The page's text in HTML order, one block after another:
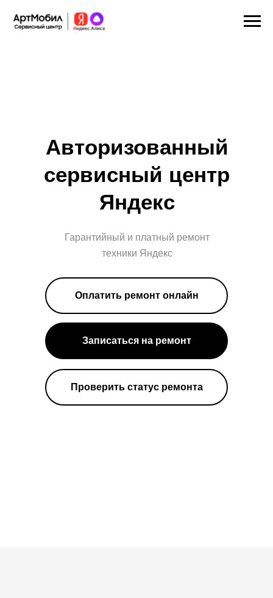
Авторизованный
сервисный центр
Яндекс
Гарантийный и платный ремонт
техники Яндекс
Оплатить ремонт онлайн
Проверить статус ремонта
Записаться на ремонт